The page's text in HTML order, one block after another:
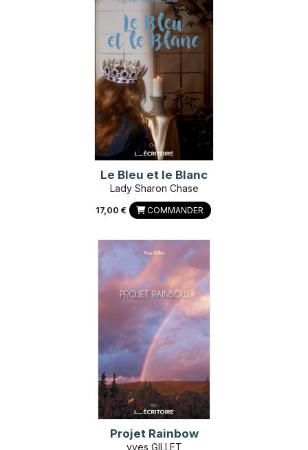
Le Bleu et le Blanc
Lady Sharon Chase
17,00 € COMMANDER
Projet Rainbow
yves GILLET